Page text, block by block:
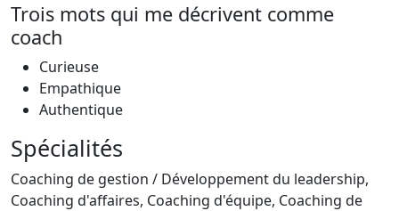
Trois mots qui me décrivent comme
coach
Curieuse
Empathique
Authentique
Spécialités
Coaching de gestion / Développement du leadership,
Coaching d'affaires, Coaching d'équipe, Coaching de